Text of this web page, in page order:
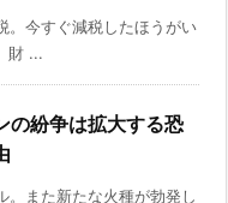
。今すぐ減税したほうがい
財 ...
の紛争は拡大する恐
。また新たな火種が勃発し